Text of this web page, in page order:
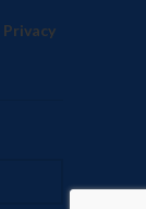
Privacy